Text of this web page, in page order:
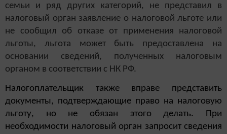
семьи и ряд других категорий, не представил в
налоговый орган заявление о налоговой льготе или
не сообщил об отказе от применения налоговой
льготы, льгота может быть предоставлена на
основании сведений, полученных налоговым
органом в соответствии с НК РФ.
Налогоплательщик также вправе представить
документы, подтверждающие право на налоговую
льготу, но не обязан этого делать. При
необходимости налоговый орган запросит сведения